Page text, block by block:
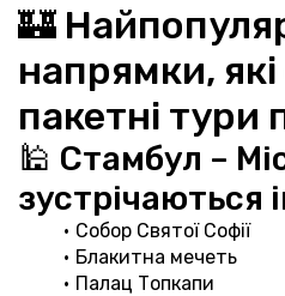
🏰
напрямки,
пакетні тури
🕌 Стамбул –
зустрічаються
Собор Святої Софії
Блакитна мечеть
Палац Топкапи